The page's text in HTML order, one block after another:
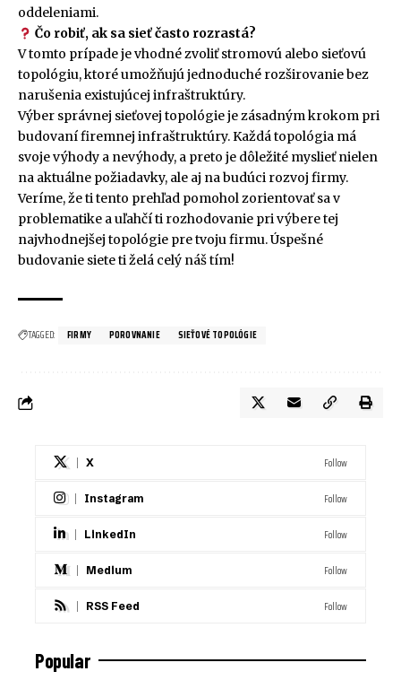
oddeleniami.
Čo robiť, ak sa sieť často rozrastá?
V tomto prípade je vhodné zvoliť stromovú alebo sieťovú
topológiu, ktoré umožňujú jednoduché rozširovanie bez
narušenia existujúcej infraštruktúry.
Výber správnej sieťovej topológie je zásadným krokom pri
budovaní firemnej infraštruktúry. Každá topológia má
svoje výhody a nevýhody, a preto je dôležité myslieť nielen
na aktuálne požiadavky, ale aj na budúci rozvoj firmy.
Veríme, že ti tento prehľad pomohol zorientovať sa v
problematike a uľahčí ti rozhodovanie pri výbere tej
najvhodnejšej topológie pre tvoju firmu. Úspešné
budovanie siete ti želá celý náš tím!
TAGGED: FIRMY POROVNANIE SIEŤOVÉ TOPOLÓGIE
X Follow
Instagram Follow
LinkedIn Follow
Medium Follow
RSS Feed Follow
Popular